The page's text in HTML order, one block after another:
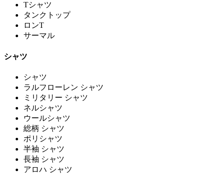
Tシャツ
タンクトップ
ロンT
サーマル
シャツ
シャツ
ラルフローレン シャツ
ミリタリー シャツ
ネルシャツ
ウールシャツ
総柄 シャツ
ポリシャツ
半袖 シャツ
長袖 シャツ
アロハ シャツ